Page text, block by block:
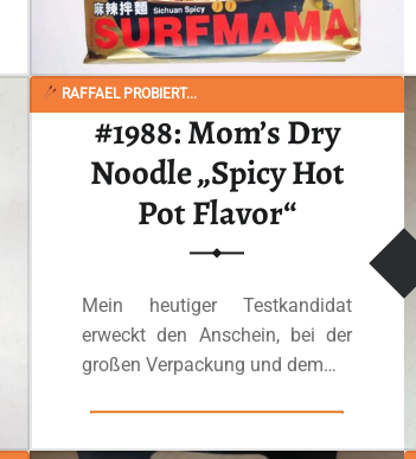
RAFFAEL PROBIERT...
#1988: Mom’s Dry
Noodle „Spicy Hot
Pot Flavor“
Mein heutiger Testkandidat
erweckt den Anschein, bei der
großen Verpackung und dem…